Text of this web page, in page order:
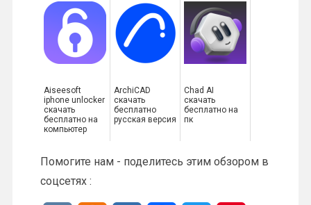
Aiseesoft
iphone unlocker
скачать
бесплатно на
компьютер
ArchiCAD
скачать
бесплатно
русская версия
Chad AI
скачать
бесплатно на
пк
Помогите нам - поделитесь этим обзором в
соцсетях :